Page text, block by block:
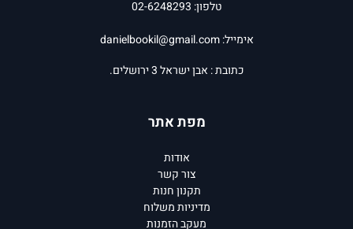
טלפון: 02-6248293
אימייל:danielbookil@gmail.com
כתובת : אבן ישראל 3 ירושלים.
מפת אתר
אודות
צור קשר
תקנון חנות
מדיניות משלוח
מעקב הזמנות